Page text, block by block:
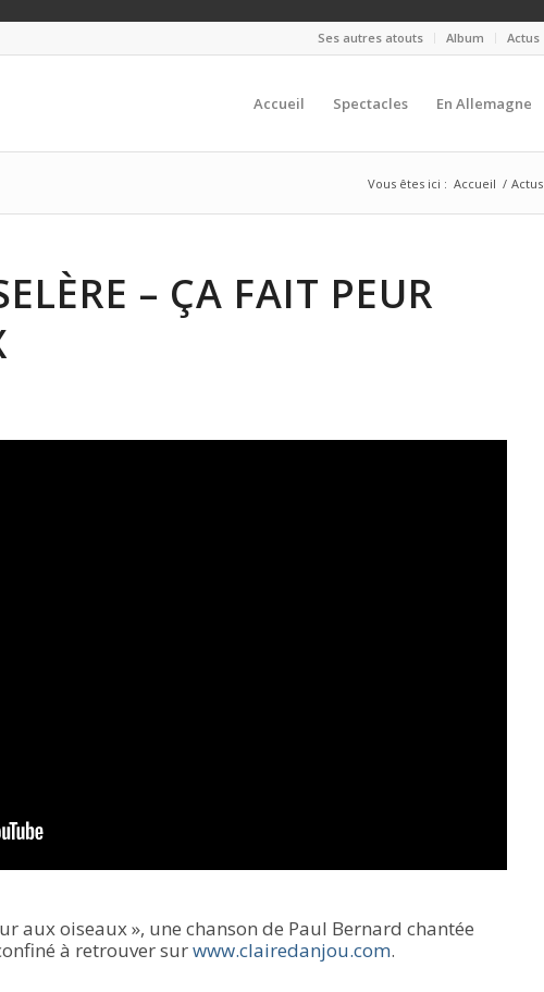
Ses autres atouts Album Actus
Accueil Spectacles En Allemagne
Vous êtes ici : Accueil / Actus
– ÇA FAIT PEUR
aux oiseaux », une chanson de Paul Bernard chantée
à retrouver surwww.clairedanjou.com.